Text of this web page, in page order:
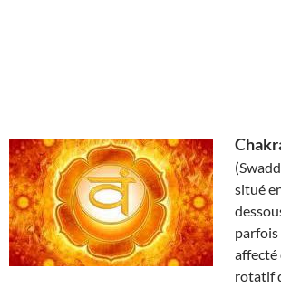
situé
affecté
rotatif